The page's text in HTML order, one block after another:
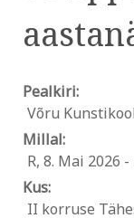
Pealkiri:
Võru
Millal:
R, 8. Mai 2026 -
Kus:
II korruse